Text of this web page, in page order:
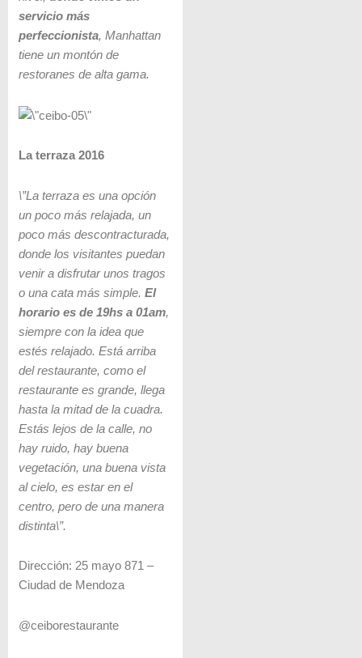
servicio más
perfeccionista, Manhattan
tiene un montón de
restoranes de alta gama.
La terraza 2016
\”La terraza es una opción
un poco más relajada, un
poco más descontracturada,
donde los visitantes puedan
venir a disfrutar unos tragos
o una cata más simple. El
horario es de 19hs a 01am,
siempre con la idea que
estés relajado. Está arriba
del restaurante, como el
restaurante es grande, llega
hasta la mitad de la cuadra.
Estás lejos de la calle, no
hay ruido, hay buena
vegetación, una buena vista
al cielo, es estar en el
centro, pero de una manera
distinta\”.
Dirección: 25 mayo 871 –
Ciudad de Mendoza
@ceiborestaurante